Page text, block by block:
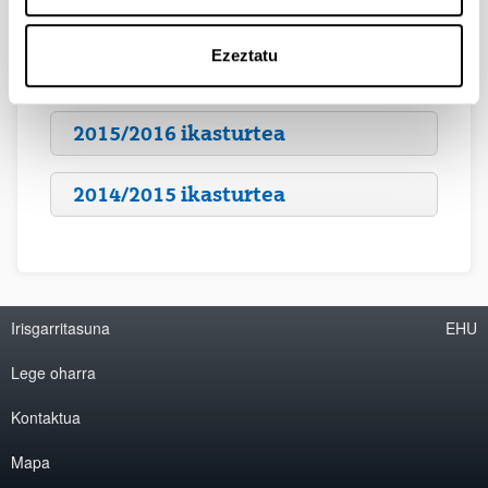
Ezeztatu
2016/2017 ikasturtea
2015/2016 ikasturtea
2014/2015 ikasturtea
Irisgarritasuna
Lege oharra
Kontaktua
Mapa
EHU